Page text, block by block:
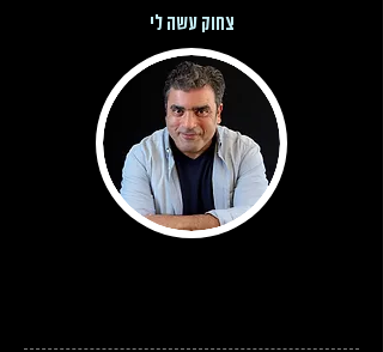
צחוק עשה לי